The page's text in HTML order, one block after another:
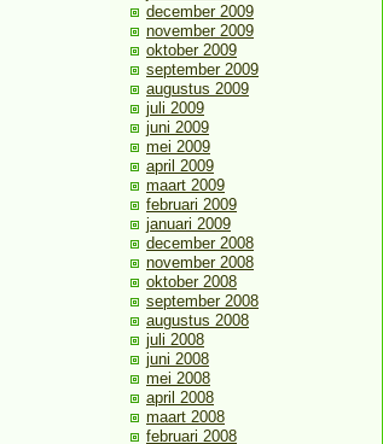
december 2009
november 2009
oktober 2009
september 2009
augustus 2009
juli 2009
juni 2009
mei 2009
april 2009
maart 2009
februari 2009
januari 2009
december 2008
november 2008
oktober 2008
september 2008
augustus 2008
juli 2008
juni 2008
mei 2008
april 2008
maart 2008
februari 2008